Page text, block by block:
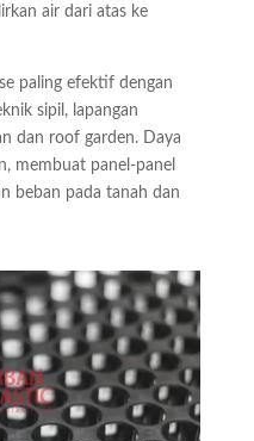
air dari atas ke
paling efektif dengan
sipil, lapangan
dan roof garden. Daya
membuat panel-panel
beban pada tanah dan